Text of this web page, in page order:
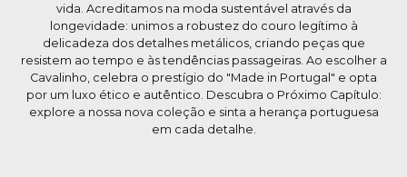
vida. Acreditamos na moda sustentável através da
longevidade: unimos a robustez do couro legítimo à
delicadeza dos detalhes metálicos, criando peças que
resistem ao tempo e às tendências passageiras. Ao escolher a
Cavalinho, celebra o prestígio do "Made in Portugal" e opta
por um luxo ético e autêntico. Descubra o Próximo Capítulo:
explore a nossa nova coleção e sinta a herança portuguesa
em cada detalhe.